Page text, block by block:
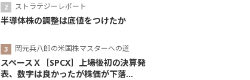
ストラテジーレポート
半導体株の調整は底値をつけたか
岡元兵八郎の米国株マスターへの道
スペースＸ［SPCX］上場後初の決算発
表、数字は良かったが株価が下落...